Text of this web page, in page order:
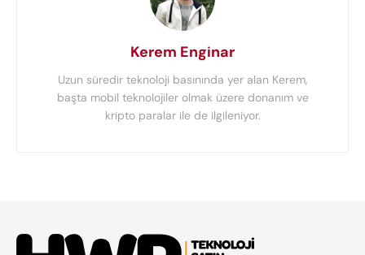
Kerem Enginar
Uzun süredir teknoloji basınında yer alan Kerem,
başta mobil teknolojiler olmak üzere donanım ve
kripto paralar ile de ilgileniyor.